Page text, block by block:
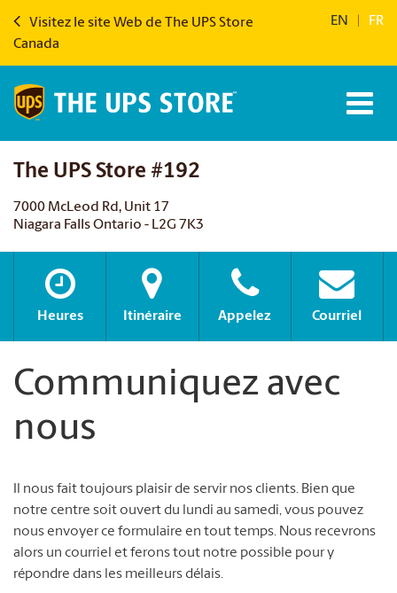
Visitez le site Web de The UPS Store
Canada
EN FR
The UPS Store #192
7000 McLeod Rd, Unit 17
Niagara Falls Ontario - L2G 7K3
Heures Itinéraire Appelez Courriel
Communiquez avec
nous
Il nous fait toujours plaisir de servir nos clients. Bien que
notre centre soit ouvert du lundi au samedi, vous pouvez
nous envoyer ce formulaire en tout temps. Nous recevrons
alors un courriel et ferons tout notre possible pour y
répondre dans les meilleurs délais.